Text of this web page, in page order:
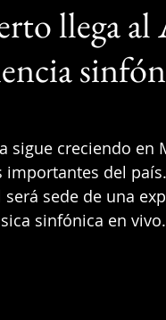
llega
sigue creciendo en
del
sede de una
sinfónica en vivo.